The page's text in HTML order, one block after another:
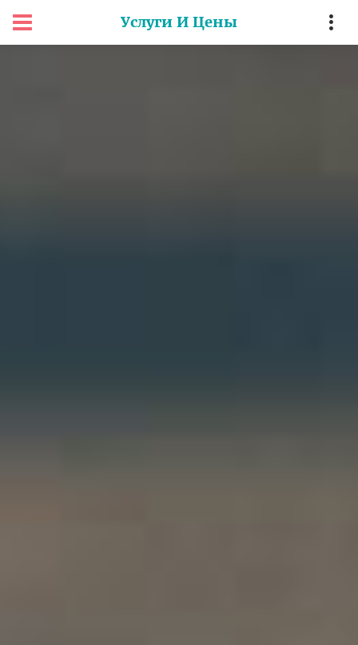
Услуги И Цены